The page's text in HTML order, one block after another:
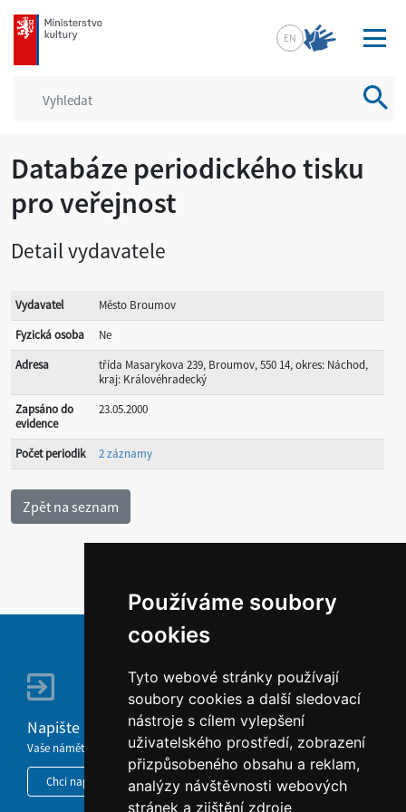
Používáme soubory
cookies
Tyto webové stránky používají
soubory cookies a další sledovací
nástroje s cílem vylepšení
uživatelského prostředí, zobrazení
přizpůsobeného obsahu a reklam,
analýzy návštěvnosti webových
stránek a zjištění zdroje
mkcr.cz
EN
Databáze periodického tisku
pro veřejnost
Detail vydavatele
Vydavatel
Město Broumov
Fyzická osoba
Ne
Adresa
třída Masarykova 239, Broumov, 550 14, okres: Náchod,
kraj: Královéhradecký
Zapsáno do
evidence
23.05.2000
Počet periodik 2 záznamy
Napište nám
Vaše náměty, komentáře, připomínky a dotazy nezůstanou bez odezvy.
Chci napsat MKČR